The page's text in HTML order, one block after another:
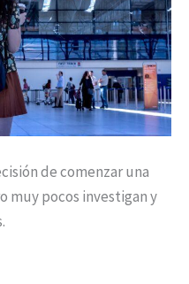
de comenzar una
muy pocos investigan y